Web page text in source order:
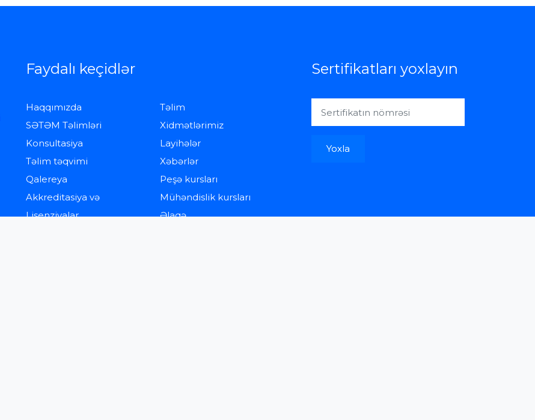
Faydalı keçidlər
Haqqımızda
Təlim
SƏTƏM Təlimləri
Xidmətlərimiz
Konsultasiya
Layihələr
Təlim təqvimi
Xəbərlər
Qalereya
Peşə kursları
Akkreditasiya və
Lisenziyalar
Mühəndislik kursları
Əlaqə
Sertifikatları yoxlayın
Yoxla